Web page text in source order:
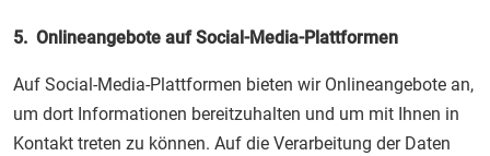
5. Onlineangebote auf Social-Media-Plattformen
Auf Social-Media-Plattformen bieten wir Onlineangebote an,
um dort Informationen bereitzuhalten und um mit Ihnen in
Kontakt treten zu können. Auf die Verarbeitung der Daten